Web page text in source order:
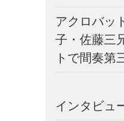
アクロバッ
子・佐藤三
トで間奏第
インタビュ